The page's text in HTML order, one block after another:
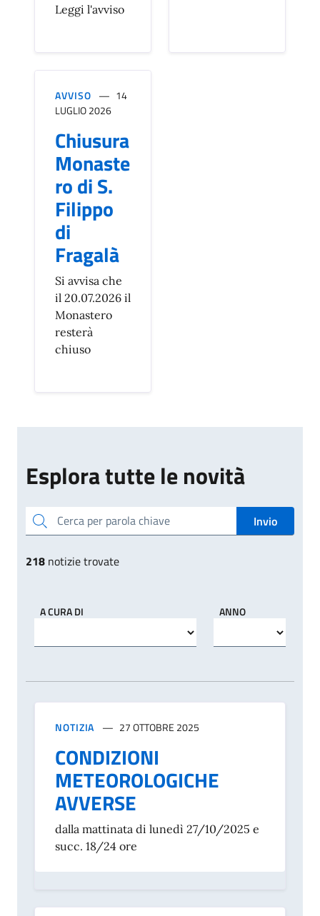
Leggi l'avviso
AVVISO
14
LUGLIO 2026
Chiusura
Monaste
ro di S.
Filippo
di
Fragalà
Si avvisa che
il 20.07.2026 il
Monastero
resterà
chiuso
Esplora tutte le novità
Cerca per parola chiave Invio
218 notizie trovate
A CURA DI ANNO
NOTIZIA 27 OTTOBRE 2025
CONDIZIONI
METEOROLOGICHE
AVVERSE
dalla mattinata di lunedì 27/10/2025 e
succ. 18/24 ore